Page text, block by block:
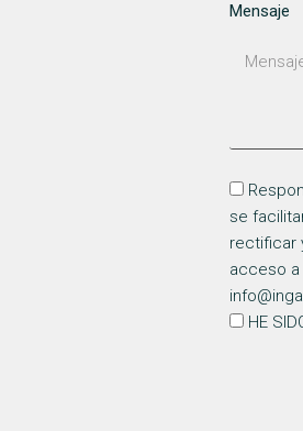
Mensaje
se
rectificar
acceso a
HE